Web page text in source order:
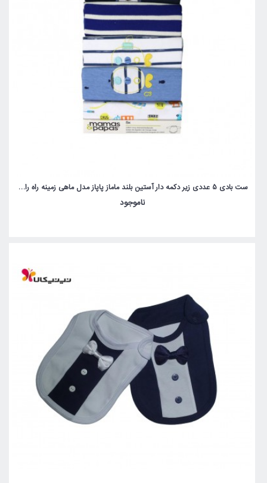
ست بادی 5 عددی زیر دکمه دار آستین بلند ماماز پاپاز مدل ماهی زمینه راه راه mamas&papas _ 000069
ناموجود